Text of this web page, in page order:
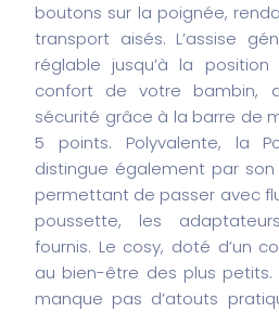
boutons sur la poignée,
transport aisés. L’assise
réglable jusqu’à la
confort de votre bambin,
sécurité grâce à la barre de
5 points. Polyvalente, la
distingue également par
permettant de passer avec
poussette, les
fournis. Le cosy, doté d’un
au bien-être des plus petits.
manque pas d’atouts